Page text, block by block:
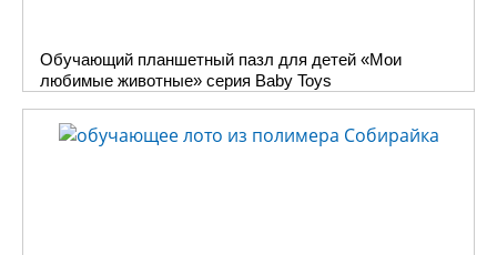
Обучающий планшетный пазл для детей «Мои
любимые животные» серия Baby Toys